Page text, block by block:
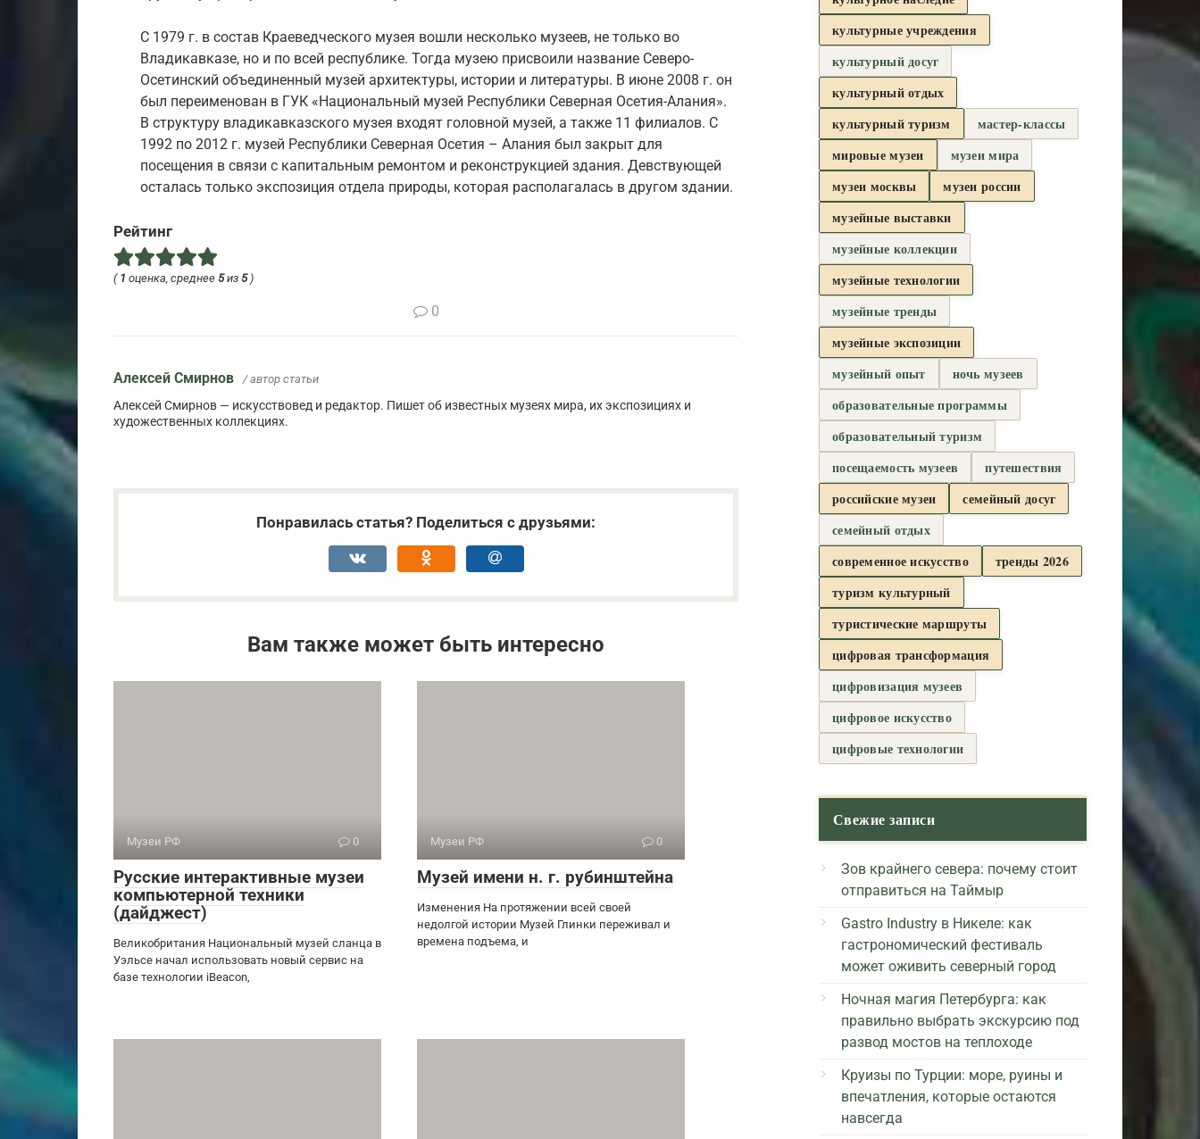
С 1979 г. в состав Краеведческого музея вошли несколько музеев, не только во
Владикавказе, но и по всей республике. Тогда музею присвоили название Северо-
Осетинский объединенный музей архитектуры, истории и литературы. В июне 2008 г. он
был переименован в ГУК «Национальный музей Республики Северная Осетия-Алания».
В структуру владикавказского музея входят головной музей, а также 11 филиалов. С
1992 по 2012 г. музей Республики Северная Осетия – Алания был закрыт для
посещения в связи с капитальным ремонтом и реконструкцией здания. Девствующей
осталась только экспозиция отдела природы, которая располагалась в другом здании.
Рейтинг
( 1 оценка, среднее 5из 5)
0
Алексей Смирнов / автор статьи
Алексей Смирнов — искусствовед и редактор. Пишет об известных музеях мира, их экспозициях и
художественных коллекциях.
Понравилась статья? Поделиться с друзьями:
Вам также может быть интересно
Музеи РФ 0
Русские интерактивные музеи
компьютерной техники
(дайджест)
Великобритания Национальный музей сланца в
Уэльсе начал использовать новый сервис на
базе технологии iBeacon,
Музеи РФ 0
Музей имени н. г. рубинштейна
Изменения На протяжении всей своей
недолгой истории Музей Глинки переживал и
времена подъема, и
культурные учреждения
культурный досуг
культурный отдых
культурный туризм
мастер-классы
мировые музеи
музеи мира
музеи москвы
музеи россии
музейные выставки
музейные коллекции
музейные технологии
музейные тренды
музейные экспозиции
музейный опыт
ночь музеев
образовательные программы
образовательный туризм
посещаемость музеев
путешествия
российские музеи
семейный досуг
семейный отдых
современное искусство
тренды 2026
туризм культурный
туристические маршруты
цифровая трансформация
цифровизация музеев
цифровое искусство
цифровые технологии
Свежие записи
Зов крайнего севера: почему стоит
отправиться на Таймыр
Gastro Industry в Никеле: как
гастрономический фестиваль
может оживить северный город
Ночная магия Петербурга: как
правильно выбрать экскурсию под
развод мостов на теплоходе
Круизы по Турции: море, руины и
впечатления, которые остаются
навсегда